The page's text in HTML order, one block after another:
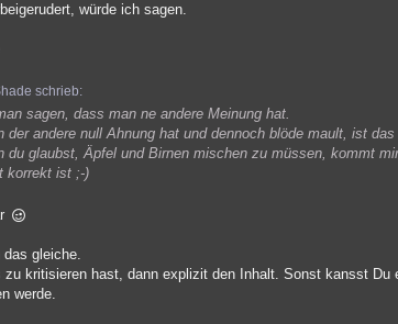
würde ich sagen.
schrieb:
sagen, dass man ne andere Meinung hat.
der andere null Ahnung hat und dennoch blöde mault, ist
du glaubst, Äpfel und Birnen mischen zu müssen, kommt
korrekt ist ;-)
gleiche.
zu kritisieren hast, dann explizit den Inhalt. Sonst kansst
werde.